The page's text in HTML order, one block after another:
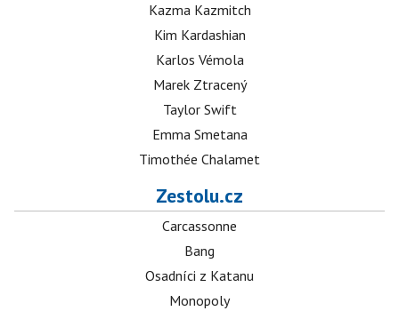
Kazma Kazmitch
Kim Kardashian
Karlos Vémola
Marek Ztracený
Taylor Swift
Emma Smetana
Timothée Chalamet
Zestolu.cz
Carcassonne
Bang
Osadníci z Katanu
Monopoly